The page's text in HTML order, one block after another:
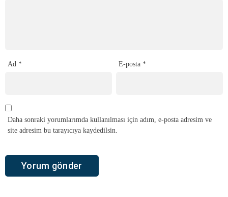
Ad * E-posta *
Daha sonraki yorumlarımda kullanılması için adım, e-posta adresim ve
site adresim bu tarayıcıya kaydedilsin.